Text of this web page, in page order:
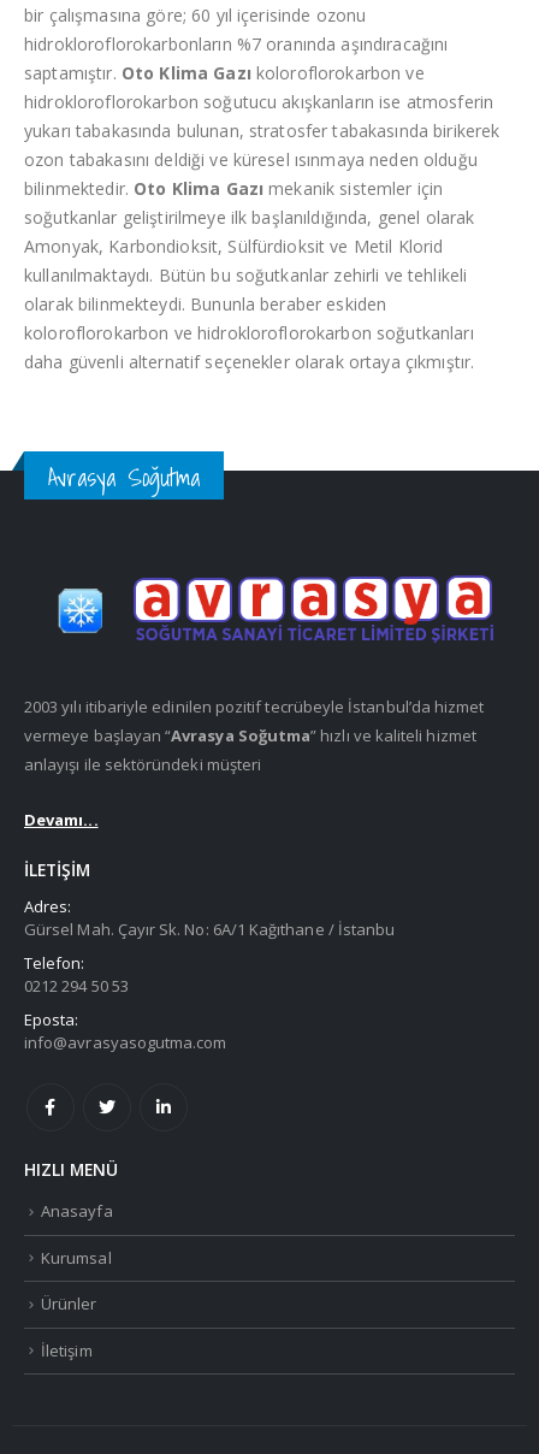
bir çalışmasına göre; 60 yıl içerisinde ozonu
hidrokloroflorokarbonların %7 oranında aşındıracağını
saptamıştır. Oto Klima Gazı koloroflorokarbon ve
hidrokloroflorokarbon soğutucu akışkanların ise atmosferin
yukarı tabakasında bulunan, stratosfer tabakasında birikerek
ozon tabakasını deldiği ve küresel ısınmaya neden olduğu
bilinmektedir. Oto Klima Gazımekanik sistemler için
soğutkanlar geliştirilmeye ilk başlanıldığında, genel olarak
Amonyak, Karbondioksit, Sülfürdioksit ve Metil Klorid
kullanılmaktaydı. Bütün bu soğutkanlar zehirli ve tehlikeli
olarak bilinmekteydi. Bununla beraber eskiden
koloroflorokarbon ve hidrokloroflorokarbon soğutkanları
daha güvenli alternatif seçenekler olarak ortaya çıkmıştır.
Avrasya Soğutma
2003 yılı itibariyle edinilen pozitif tecrübeyle İstanbul’da hizmet
vermeye başlayan “Avrasya Soğutma” hızlı ve kaliteli hizmet
anlayışı ile sektöründeki müşteri
Devamı...
İLETIŞIM
Adres:
Gürsel Mah. Çayır Sk. No: 6A/1 Kağıthane / İstanbu
Telefon:
0212 294 50 53
Eposta:
info@avrasyasogutma.com
HIZLI MENÜ
Anasayfa
Kurumsal
Ürünler
İletişim